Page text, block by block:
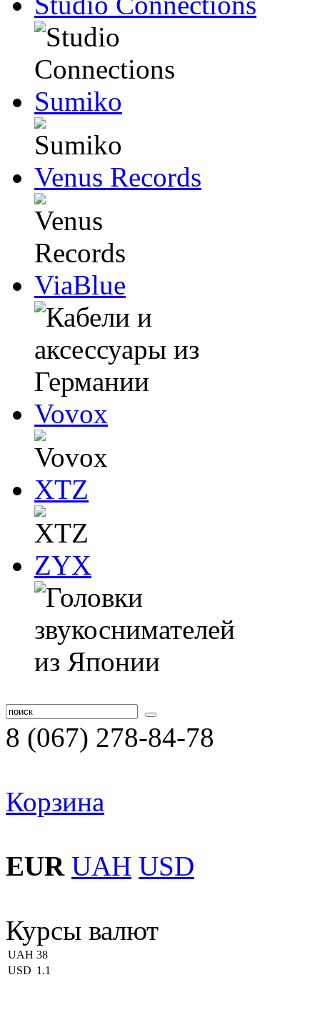
Sumiko
Venus Records
ViaBlue
Vovox
XTZ
ZYX
8 (067) 278-84-78
Корзина
EUR UAH USD
Курсы валют
UAH 38
USD 1.1